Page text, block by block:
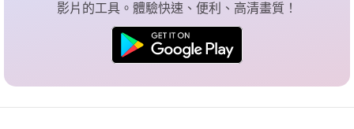
影片的工具。體驗快速、便利、高清畫質！